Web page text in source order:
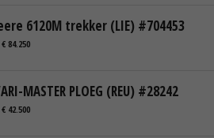
6120M trekker (LIE) #704453
84.250
MASTER PLOEG (REU) #28242
42.500